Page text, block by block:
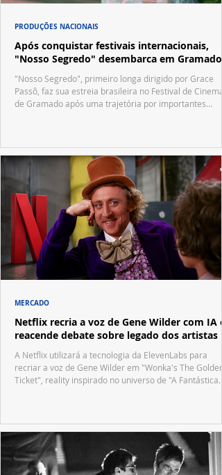
Após conquistar festivais internacionais,
"Nosso Segredo" desembarca em Gramado
"Nosso Segredo", primeiro longa dirigido por Grace
Passô, faz sua estreia brasileira no Festival de Cinema
de Gramado após uma trajetória por importantes
PRODUÇÕES NACIONAIS
Netflix recria a voz de Gene Wilder com IA e
reacende debate sobre legado dos artistas
A Netflix utilizará a tecnologia da ElevenLabs para
recriar a voz de Gene Wilder em "Wonka's The Golden
Ticket", reality inspirado no universo de "A Fantástica
MERCADO